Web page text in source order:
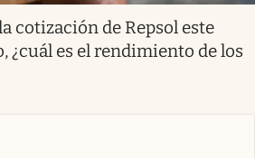
cotización de Repsol este
¿cuál es el rendimiento de los